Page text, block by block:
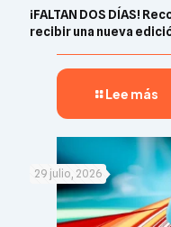
¡FALTAN DOS DÍAS!
recibir una nueva
Lee más
29 julio, 2026